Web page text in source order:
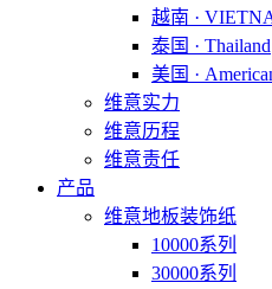
越南 ·
泰国 · Thailand
美国 ·
维意实力
维意历程
维意责任
产品
维意地板装饰纸
10000系列
30000系列